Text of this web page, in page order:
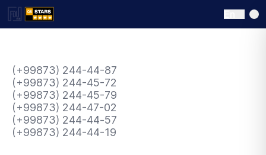
(+99873) 244-44-87
(+99873) 244-45-72
(+99873) 244-45-79
(+99873) 244-47-02
(+99873) 244-44-57
(+99873) 244-44-19